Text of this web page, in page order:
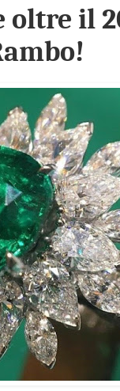
oltre il